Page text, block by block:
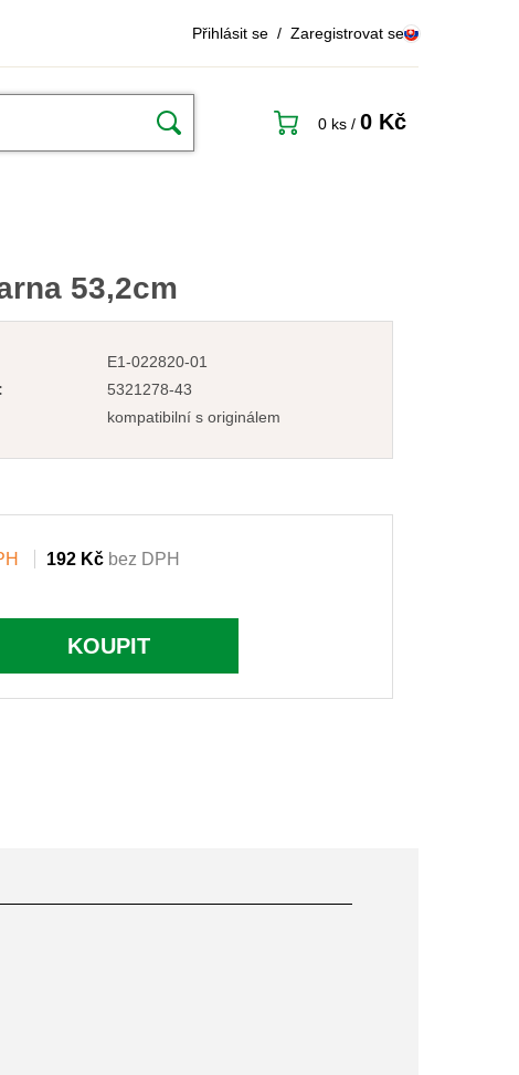
Přihlásit se / Zaregistrovat se
0 ks / 0 Kč
53,2cm
E1-022820-01
5321278-43
kompatibilní s originálem
192 Kč bez DPH
KOUPIT